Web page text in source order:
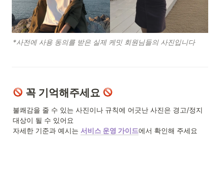
*사전에 사용 동의를 받은 실제 케밋 회원님들의 사진입니다
꼭 기억해주세요
불쾌감을 줄 수 있는 사진이나 규칙에 어긋난 사진은 경고/정지
대상이 될 수 있어요
자세한 기준과 예시는 서비스 운영 가이드에서 확인해 주세요